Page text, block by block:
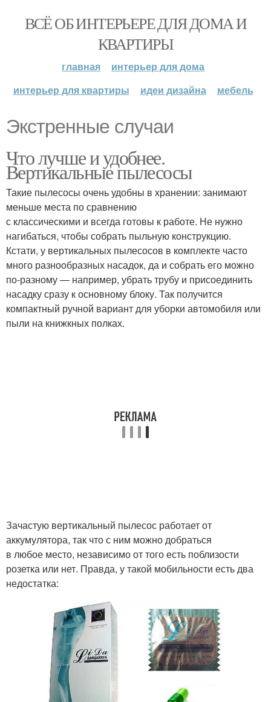
ВСЁ ОБ ИНТЕРЬЕРЕ ДЛЯ ДОМА И
КВАРТИРЫ
главная
интерьер для дома
интерьер для квартиры
идеи дизайна мебель
Экстренные случаи
Что лучше и удобнее.
Вертикальные пылесосы
Такие пылесосы очень удобны в хранении: занимают
меньше места по сравнению
с классическими и всегда готовы к работе. Не нужно
нагибаться, чтобы собрать пыльную конструкцию.
Кстати, у вертикальных пылесосов в комплекте часто
много разнообразных насадок, да и собрать его можно
по-разному — например, убрать трубу и присоединить
насадку сразу к основному блоку. Так получится
компактный ручной вариант для уборки автомобиля или
пыли на книжкных полках.
Зачастую вертикальный пылесос работает от
аккумулятора, так что с ним можно добраться
в любое место, независимо от того есть поблизости
розетка или нет. Правда, у такой мобильности есть два
недостатка: